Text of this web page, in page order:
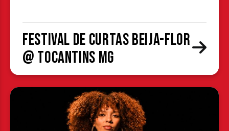
Festival de Curtas Beija-Flor
@ Tocantins MG